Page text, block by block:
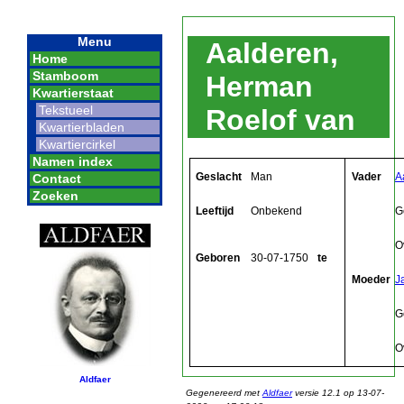
Menu
Home
Stamboom
Kwartierstaat
Tekstueel
Kwartierbladen
Kwartiercirkel
Namen index
Contact
Zoeken
Aldfaer
Aalderen,
Herman
Roelof van
Geslacht Man
Leeftijd Onbekend
Geboren 30-07-1750 te
Vader
Moeder
Gegenereerd met Aldfaerversie 12.1 op 13-07-